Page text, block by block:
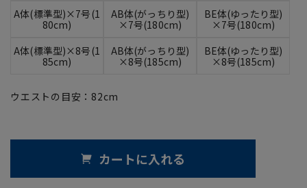
A体(標準型)×7号(1
80cm)
AB体(がっちり型)
×7号(180cm)
BE体(ゆったり型)
×7号(180cm)
A体(標準型)×8号(1
85cm)
AB体(がっちり型)
×8号(185cm)
BE体(ゆったり型)
×8号(185cm)
ウエストの目安： 82cm
カートに入れる